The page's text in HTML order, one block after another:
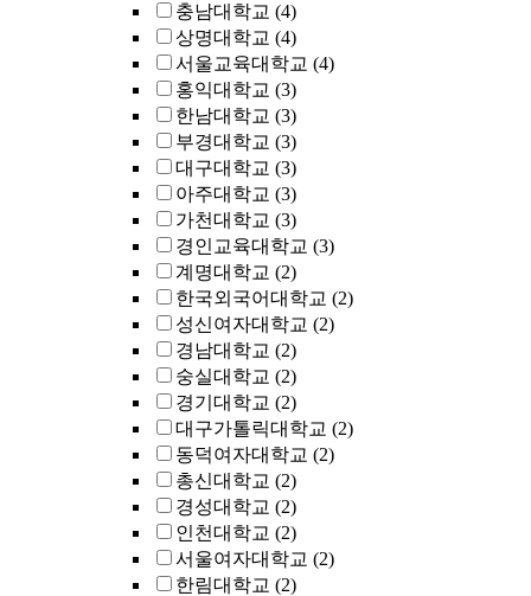
충남대학교 (4)
상명대학교 (4)
서울교육대학교 (4)
홍익대학교 (3)
한남대학교 (3)
부경대학교 (3)
대구대학교 (3)
아주대학교 (3)
가천대학교 (3)
경인교육대학교 (3)
계명대학교 (2)
한국외국어대학교 (2)
성신여자대학교 (2)
경남대학교 (2)
숭실대학교 (2)
경기대학교 (2)
대구가톨릭대학교 (2)
동덕여자대학교 (2)
총신대학교 (2)
경성대학교 (2)
인천대학교 (2)
서울여자대학교 (2)
한림대학교 (2)